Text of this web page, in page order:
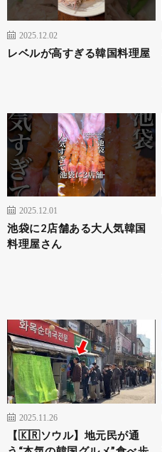
2025.12.02
レベルが高すぎる韓国料理屋
2025.12.01
池袋に2店舗ある大人気韓国
料理屋さん
2025.11.26
【🇰🇷ソウル】地元民が通